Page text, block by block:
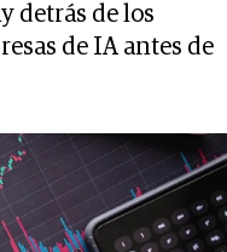
detrás de los
de IA antes de